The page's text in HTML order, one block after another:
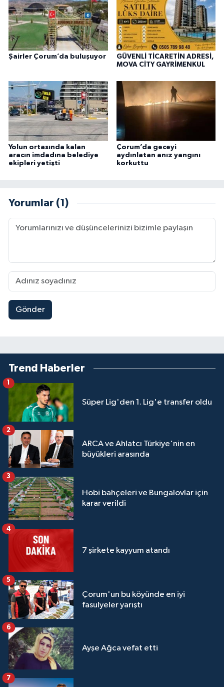
Şairler Çorum’da buluşuyor
GÜVENLİ TİCARETİN ADRESİ,
MOVA CİTY GAYRİMENKUL
Yolun ortasında kalan
aracın imdadına belediye
ekipleri yetişti
Çorum’da geceyi
aydınlatan anız yangını
korkuttu
Yorumlar (1)
Gönder
Trend Haberler
Süper Lig'den 1. Lig'e transfer oldu
ARCA ve Ahlatcı Türkiye'nin en
büyükleri arasında
2
Hobi bahçeleri ve Bungalovlar için
karar verildi
3
7 şirkete kayyum atandı
4
Çorum'un bu köyünde en iyi
fasulyeler yarıştı
5
Ayşe Ağca vefat etti
6
7